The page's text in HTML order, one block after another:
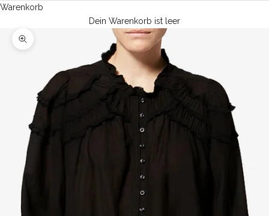
Warenkorb
Dein Warenkorb ist leer
Bild vergrößern